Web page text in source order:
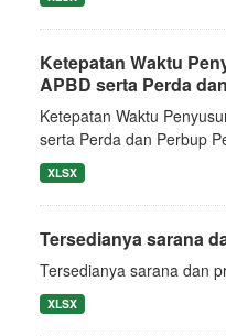
Ketepatan Waktu
APBD serta Perda
Ketepatan Waktu
serta Perda dan Perbup
XLSX
Tersedianya sarana
Tersedianya sarana dan
XLSX